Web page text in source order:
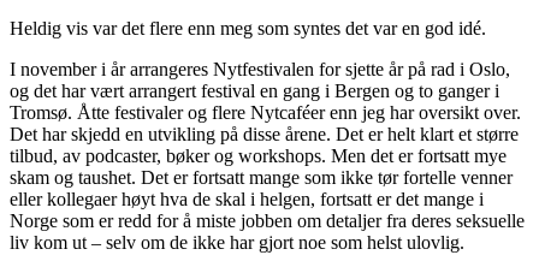
Heldig vis var det flere enn meg som syntes det var en god idé.
I november i år arrangeres Nytfestivalen for sjette år på rad i Oslo,
og det har vært arrangert festival en gang i Bergen og to ganger i
Tromsø. Åtte festivaler og flere Nytcaféer enn jeg har oversikt over.
Det har skjedd en utvikling på disse årene. Det er helt klart et større
tilbud, av podcaster, bøker og workshops. Men det er fortsatt mye
skam og taushet. Det er fortsatt mange som ikke tør fortelle venner
eller kollegaer høyt hva de skal i helgen, fortsatt er det mange i
Norge som er redd for å miste jobben om detaljer fra deres seksuelle
liv kom ut – selv om de ikke har gjort noe som helst ulovlig.